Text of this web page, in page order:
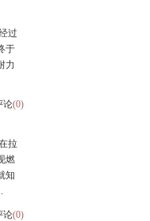
过
于
力
论(0)
拉
燃
知
论(0)